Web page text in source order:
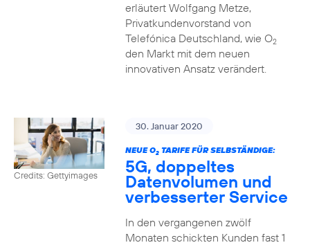
erläutert Wolfgang Metze,
Privatkundenvorstand von
Telefónica Deutschland, wie O2
den Markt mit dem neuen
innovativen Ansatz verändert.
Credits: Gettyimages
30. Januar 2020
NEUE O2TARIFE FÜR SELBSTÄNDIGE:
5G, doppeltes
Datenvolumen und
verbesserter Service
In den vergangenen zwölf
Monaten schickten Kunden fast 1